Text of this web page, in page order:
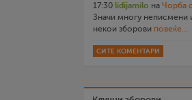
17:30 lidijamilo на Чорба
Значи многу неписмени
некои зборови повеќе...
СИТЕ КОМЕНТАРИ